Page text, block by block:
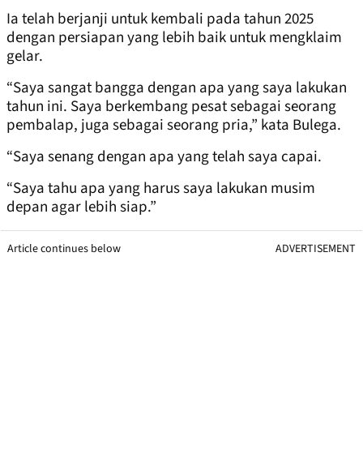
Ia telah berjanji untuk kembali pada tahun 2025
dengan persiapan yang lebih baik untuk mengklaim
gelar.
“Saya sangat bangga dengan apa yang saya lakukan
tahun ini. Saya berkembang pesat sebagai seorang
pembalap, juga sebagai seorang pria,” kata Bulega.
“Saya senang dengan apa yang telah saya capai.
“Saya tahu apa yang harus saya lakukan musim
depan agar lebih siap.”
Article continues below ADVERTISEMENT